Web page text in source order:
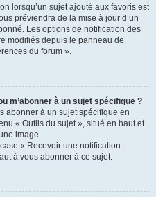
lorsqu’un sujet ajouté aux favoris est
préviendra de la mise à jour d’un
Les options de notification des
modifiés depuis le panneau de
du forum ».
m’abonner à un sujet spécifique ?
abonner à un sujet spécifique en
« Outils du sujet », situé en haut et
image.
« Recevoir une notification
à vous abonner à ce sujet.